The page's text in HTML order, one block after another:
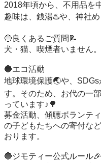
2018年頃から、不用品を
趣味は、銭湯♨️や、神社
🔵良くあるご質問📝
犬・猫、喫煙者いません。
🔵エコ活動
地球環境保護🌏️や、
す。そのため、お代の一
っています♪🌳
募金活動、傾聴ボランテ
の子どもたちへの寄付な
おります。
🔵ジモティー公式ルール🎉